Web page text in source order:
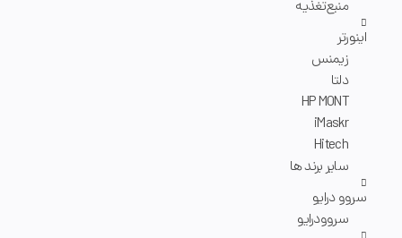
منبع‌تغذیه
اینورتر
زیمنس
دلتا
HP MONT
iMaskr
Hitech
سایر برند ها
سروو درایو
سروودرایو